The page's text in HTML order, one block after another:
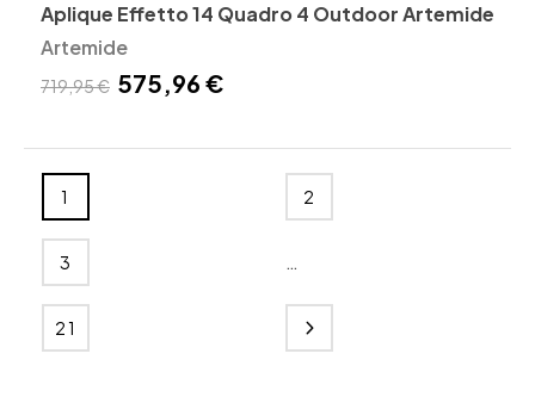
Aplique Effetto 14 Quadro 4 Outdoor Artemide
Artemide
719,95 € 575,96 €
1 2
3 …
21